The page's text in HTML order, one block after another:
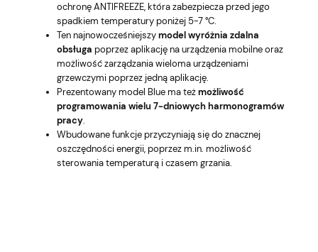
ochronę ANTIFREEZE, która zabezpiecza przed jego
spadkiem temperatury poniżej 5-7 °C.
Ten najnowocześniejszymodel wyróżnia zdalna
obsługa poprzez aplikację na urządzenia mobilne oraz
możliwość zarządzania wieloma urządzeniami
grzewczymi poprzez jedną aplikację.
Prezentowany model Blue ma teżmożliwość
programowania wielu 7-dniowych harmonogramów
pracy.
Wbudowane funkcje przyczyniają się do znacznej
oszczędności energii, poprzez m.in. możliwość
sterowania temperaturą i czasem grzania.